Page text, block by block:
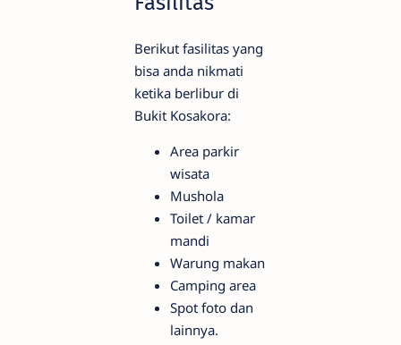
Berikut fasilitas yang
bisa anda nikmati
ketika berlibur di
Bukit Kosakora:
Area parkir
wisata
Mushola
Toilet / kamar
mandi
Warung makan
Camping area
Spot foto dan
lainnya.